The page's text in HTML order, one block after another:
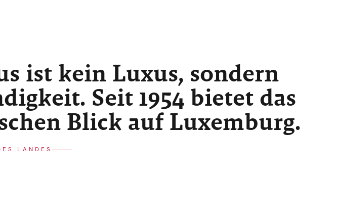
ist kein Luxus, sondern
Seit 1954 bietet das
Blick auf Luxemburg.
LANDES